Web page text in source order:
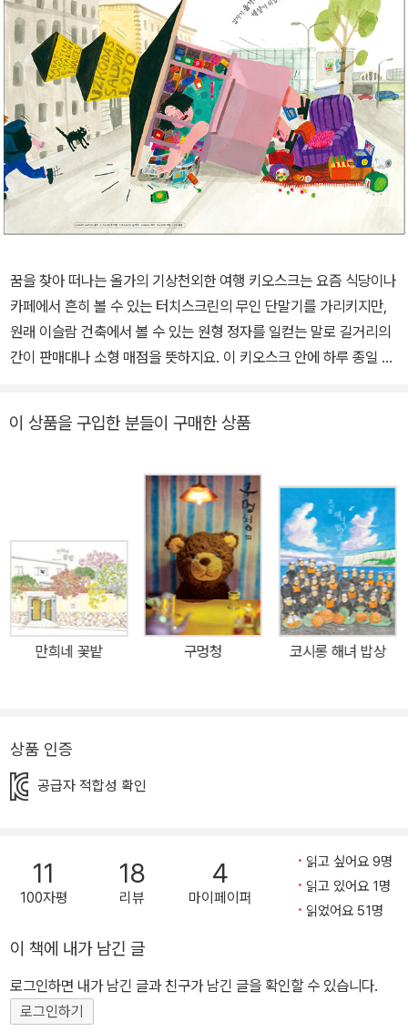
꿈을 찾아 떠나는 올가의 기상천외한 여행 키오스크는 요즘 식당이나
카페에서 흔히 볼 수 있는 터치스크린의 무인 단말기를 가리키지만,
원래 이슬람 건축에서 볼 수 있는 원형 정자를 일컫는 말로 길거리의
간이 판매대나 소형 매점을 뜻하지요. 이 키오스크 안에 하루 종일 앉
니메이션으로도 잘 알려진 이 책 『키오스크』는 사고에 가까운 우연한
올가는 자기 몸 하나 간신히 들어갈 만한 작은 가게에 하루 종일 앉아
서 신문이나 잡지, 복권을 팝니다. 길거리의 가판대, ‘키오스크’가 올
가에게는 일터이자 쉼터이고 나아가 자기 인생이기도 하지요. 늘 비
슷한 시간에 비슷한 물건을 사는 손님들이 지나가고, 올가는 어떤 손
님이 무엇을 살지도 아주 잘 알고 있답니다. 손님이 없을 때, 좁디좁은
키오스크에서 올가가 할 수 있는 일이라고는 그저 여행 잡지를 읽으
며 석양이 황홀한 바다를 꿈꾸는 것뿐입니다. 언젠가는 두 눈으로 직
접 아름다운 노을이 지는 바다를 볼 수 있기를 맘속으로 바라면서요.
올가가 잠시 눈을 돌린 사이 웬 사내아이들이 키오스크에서 과자를
맙니다. 키오스크 안에 든 채 쓰러져 버린 올가는 한참을 버둥대다가
오스크를 든 채 신이 나서 산책을 나섭니다. 기쁨도 잠시, 또 다른 난
관이 찾아옵니다. 강아지의 목줄에 걸려 넘어져 강물에 빠지고 만 거
예요. 올가는 키오스크와 함께 한참동안 강물 위를 흐르고 흘러 머나
먼 바다로 떠내려갑니다. 그리고 작가는 기발한 상상력을 펼쳐 작은
해 보이는 여정을 거쳐 올가는 마음속으로 그리던 노을이 아름다운
바닷가에 다다르지요. 이제 올가는 해변의 키오스크에서 아이스크림
이 상품을 구입한 분들이 구매한 상품
만희네 꽃밭 구멍청 코시롱 해녀 밥상
상품 인증
공급자 적합성 확인
11
100자평
18
리뷰
4
마이페이퍼
읽고 싶어요 9명
읽고 있어요 1명
읽었어요 51명
이 책에 내가 남긴 글
로그인하면 내가 남긴 글과 친구가 남긴 글을 확인할 수 있습니다.
로그인하기